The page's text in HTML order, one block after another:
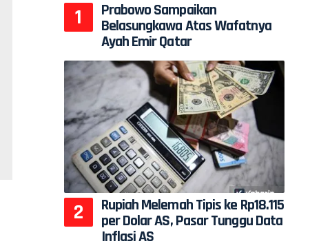
Prabowo Sampaikan
Belasungkawa Atas Wafatnya
Ayah Emir Qatar
Rupiah Melemah Tipis ke Rp18.115
per Dolar AS, Pasar Tunggu Data
Inflasi AS